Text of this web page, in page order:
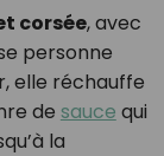
corsée, avec
personne
elle réchauffe
de sauce qui
la